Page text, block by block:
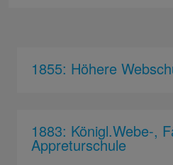
1855: Höhere
1883: Königl.Webe-,
Appreturschule